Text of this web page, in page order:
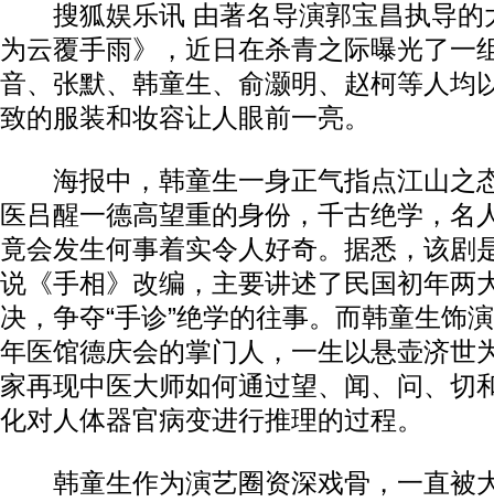
搜狐娱乐讯 由著名导演郭宝昌执导的
为云覆手雨》，近日在杀青之际曝光了一
音、张默、韩童生、俞灏明、赵柯等人均
致的服装和妆容让人眼前一亮。
海报中，韩童生一身正气指点江山之
医吕醒一德高望重的身份，千古绝学，名
竟会发生何事着实令人好奇。据悉，该剧
说《手相》改编，主要讲述了民国初年两
决，争夺“手诊”绝学的往事。而韩童生饰
年医馆德庆会的掌门人，一生以悬壶济世
家再现中医大师如何通过望、闻、问、切
化对人体器官病变进行推理的过程。
韩童生作为演艺圈资深戏骨，一直被